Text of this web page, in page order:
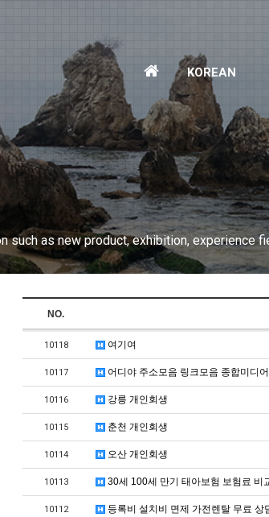
홈
으
로
KOREAN
such as new product, exhibition, experience
NO.
10118 여기여
10117 어디야 주소모음 링크모음 종합미디
10116 강릉 개인회생
10115 춘천 개인회생
10114 오산 개인회생
10113 30세 100세 만기 태아보험 보험료 비
10112 등록비 설치비 면제 가전렌탈 무료 상